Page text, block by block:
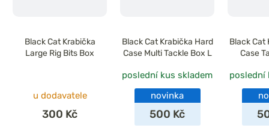
Black Cat Krabička
Large Rig Bits Box
u dodavatele
300 Kč
Black Cat Krabička Hard
Case Multi Tackle Box L
poslední kus skladem
novinka
500 Kč
Black Cat
Case
poslední